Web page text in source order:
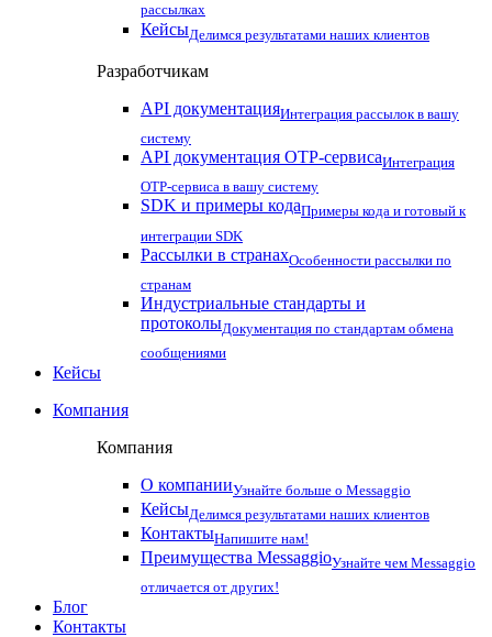
рассылках
КейсыДелимся результатами наших клиентов
Разработчикам
API документацияИнтеграция рассылок в вашу
систему
API документация OTP-сервисаИнтеграция
OTP-сервиса в вашу систему
SDK и примеры кодаПримеры кода и готовый к
интеграции SDK
Рассылки в странахОсобенности рассылки по
странам
Индустриальные стандарты и
протоколыДокументация по стандартам обмена
сообщениями
Кейсы
Компания
Компания
О компанииУзнайте больше о Messaggio
КейсыДелимся результатами наших клиентов
КонтактыНапишите нам!
Преимущества MessaggioУзнайте чем Messaggio
отличается от других!
Блог
Контакты